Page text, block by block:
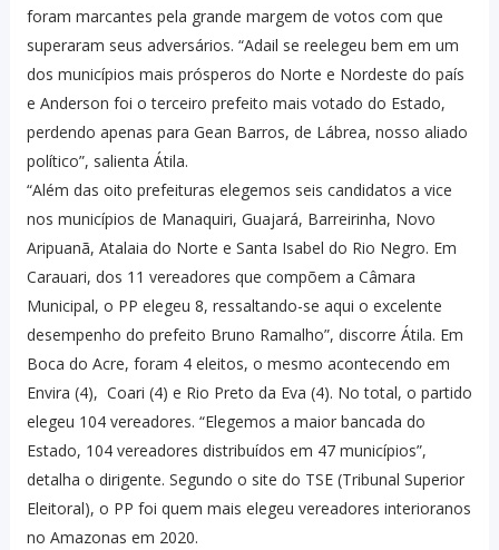
foram marcantes pela grande margem de votos com que
superaram seus adversários. “Adail se reelegeu bem em um
dos municípios mais prósperos do Norte e Nordeste do país
e Anderson foi o terceiro prefeito mais votado do Estado,
perdendo apenas para Gean Barros, de Lábrea, nosso aliado
político”, salienta Átila.
“Além das oito prefeituras elegemos seis candidatos a vice
nos municípios de Manaquiri, Guajará, Barreirinha, Novo
Aripuanã, Atalaia do Norte e Santa Isabel do Rio Negro. Em
Carauari, dos 11 vereadores que compõem a Câmara
Municipal, o PP elegeu 8, ressaltando-se aqui o excelente
desempenho do prefeito Bruno Ramalho”, discorre Átila. Em
Boca do Acre, foram 4 eleitos, o mesmo acontecendo em
Envira (4), Coari (4) e Rio Preto da Eva (4). No total, o partido
elegeu 104 vereadores. “Elegemos a maior bancada do
Estado, 104 vereadores distribuídos em 47 municípios”,
detalha o dirigente. Segundo o site do TSE (Tribunal Superior
Eleitoral), o PP foi quem mais elegeu vereadores interioranos
no Amazonas em 2020.